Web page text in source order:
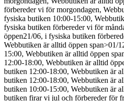
förbereder vi för morgondagen,
fysiska butiken 10:00-15:00,
fysiska butiken förbereder vi för
öppen21/06, i fysiska butiken
Webbutiken är alltid öppen span>01/
15:00, Webbutiken är alltid öppen
12:00-18:00, Webbutiken är alltid
butiken 12:00-18:00, Webbutiken är
butiken 12:00-18:00, Webbutiken är
butiken 10:00-15:00, Webbutiken är
butiken firar vi jul och förbereder för